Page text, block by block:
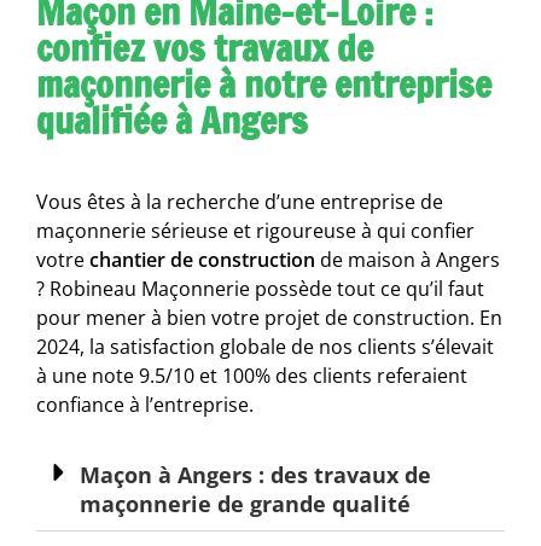
Maçon en Maine-et-Loire :
confiez vos travaux de
maçonnerie à notre entreprise
qualifiée à Angers
Vous êtes à la recherche d’une entreprise de
maçonnerie sérieuse et rigoureuse à qui confier
votrechantier de construction de maison à Angers
? Robineau Maçonnerie possède tout ce qu’il faut
pour mener à bien votre projet de construction. En
2024, la satisfaction globale de nos clients s’élevait
à une note 9.5/10 et 100% des clients referaient
confiance à l’entreprise.
Maçon à Angers : des travaux de
maçonnerie de grande qualité